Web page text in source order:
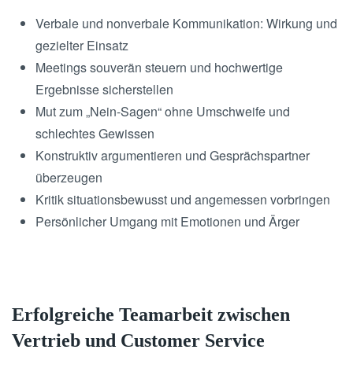
Verbale und nonverbale Kommunikation: Wirkung und
gezielter Einsatz
Meetings souverän steuern und hochwertige
Ergebnisse sicherstellen
Mut zum „Nein-Sagen“ ohne Umschweife und
schlechtes Gewissen
Konstruktiv argumentieren und Gesprächspartner
überzeugen
Kritik situationsbewusst und angemessen vorbringen
Persönlicher Umgang mit Emotionen und Ärger
Erfolgreiche Teamarbeit zwischen
Vertrieb und Customer Service